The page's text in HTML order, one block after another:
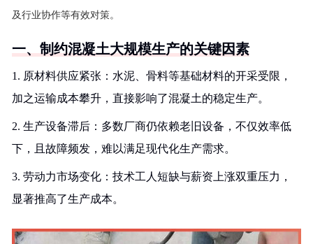
及行业协作等有效对策。
一、制约混凝土大规模生产的关键因素
1. 原材料供应紧张：水泥、骨料等基础材料的开采受限，
加之运输成本攀升，直接影响了混凝土的稳定生产。
2. 生产设备滞后：多数厂商仍依赖老旧设备，不仅效率低
下，且故障频发，难以满足现代化生产需求。
3. 劳动力市场变化：技术工人短缺与薪资上涨双重压力，
显著推高了生产成本。